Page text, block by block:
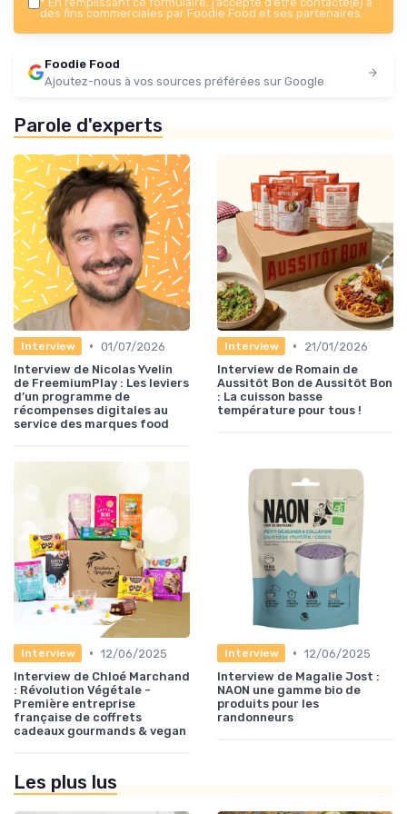
des fins commerciales par Foodie Food et ses partenaires.
Foodie Food
Ajoutez-nous à vos sources préférées sur Google
Parole d'experts
Interview • 01/07/2026
Interview de Nicolas Yvelin
de FreemiumPlay : Les leviers
d’un programme de
récompenses digitales au
service des marques food
Interview •
21/01/2026
Interview de Romain de
Aussitôt Bon de Aussitôt Bon
: La cuisson basse
température pour tous !
Interview • 12/06/2025
Interview de Chloé Marchand
: Révolution Végétale -
Première entreprise
française de coffrets
cadeaux gourmands & vegan
Interview • 12/06/2025
Interview de Magalie Jost :
NAON une gamme bio de
produits pour les
randonneurs
Les plus lus